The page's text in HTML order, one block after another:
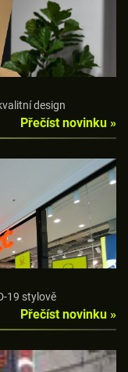
design
Přečíst novinku »
19 stylově
Přečíst novinku »